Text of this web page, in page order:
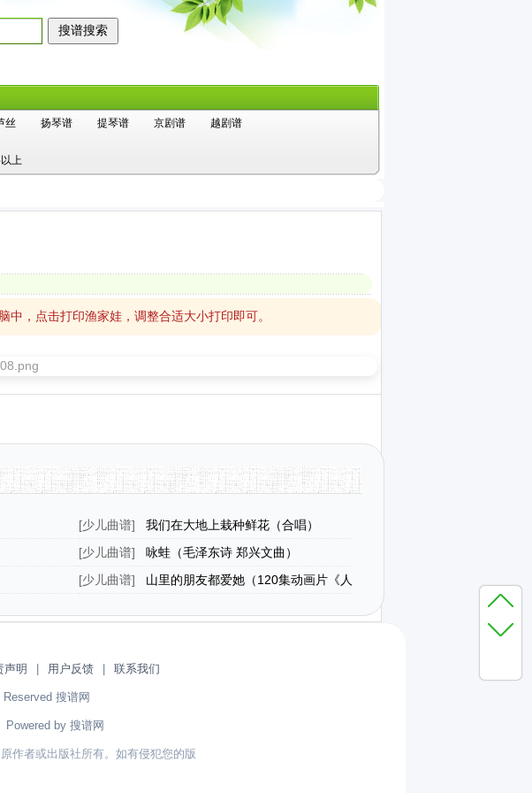
丝 扬琴谱 提琴谱 京剧谱
越剧谱
上
，点击打印渔家娃，调整合适大小打印即可。
[少儿曲谱]
我们在大地上栽种鲜花（合唱）
[少儿曲谱]
咏蛙（毛泽东诗 郑兴文曲）
[少儿曲谱]
山里的朋友都爱她（120集动画片《人
声明 用户反馈 联系我们
搜谱网
Powered by 搜谱网
作者或出版社所有。如有侵犯您的版